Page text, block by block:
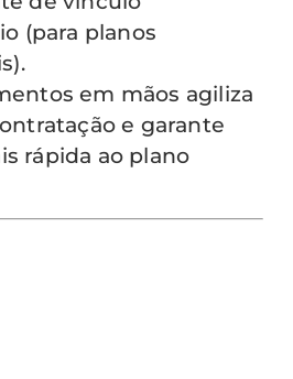
(para planos
em mãos agiliza
e garante
rápida ao plano